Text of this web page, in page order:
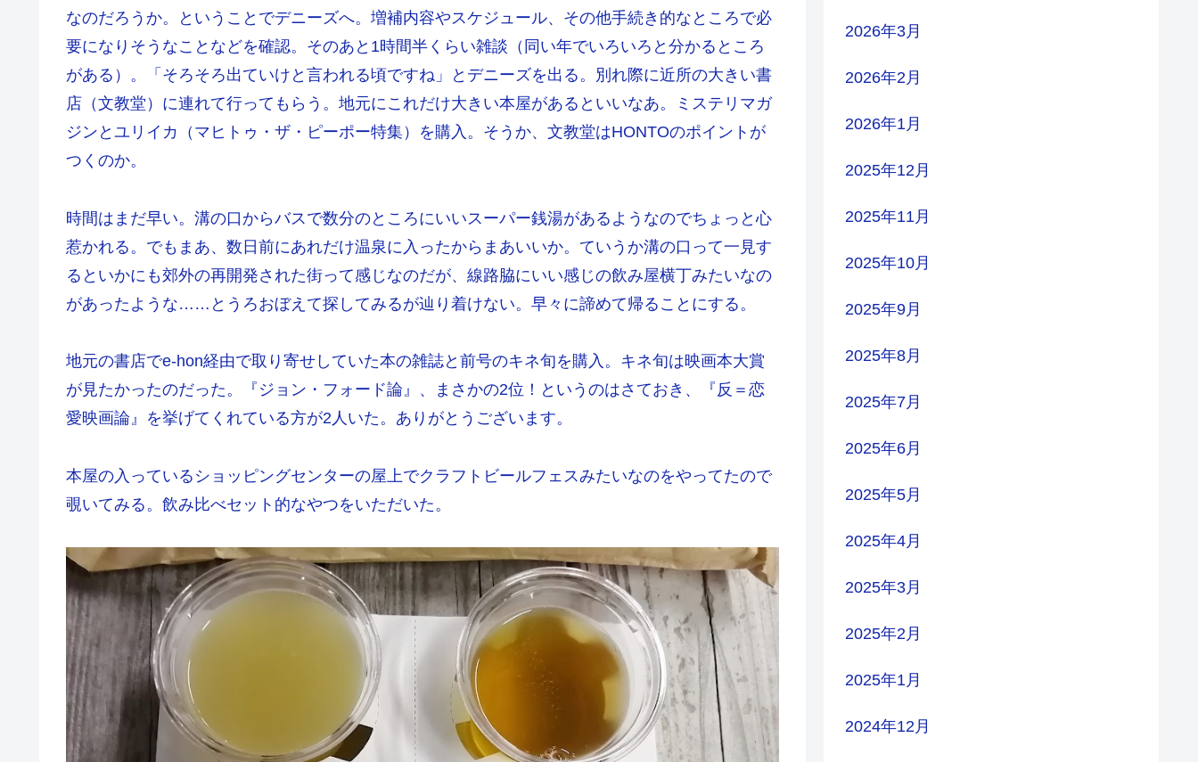
なのだろうか。ということでデニーズへ。増補内容やスケジュール、その他手続き的なところで必
要になりそうなことなどを確認。そのあと1時間半くらい雑談（同い年でいろいろと分かるところ
がある）。「そろそろ出ていけと言われる頃ですね」とデニーズを出る。別れ際に近所の大きい書
店（文教堂）に連れて行ってもらう。地元にこれだけ大きい本屋があるといいなあ。ミステリマガ
ジンとユリイカ（マヒトゥ・ザ・ピーポー特集）を購入。そうか、文教堂はHONTOのポイントが
つくのか。
時間はまだ早い。溝の口からバスで数分のところにいいスーパー銭湯があるようなのでちょっと心
惹かれる。でもまあ、数日前にあれだけ温泉に入ったからまあいいか。ていうか溝の口って一見す
るといかにも郊外の再開発された街って感じなのだが、線路脇にいい感じの飲み屋横丁みたいなの
があったような……とうろおぼえて探してみるが辿り着けない。早々に諦めて帰ることにする。
地元の書店でe-hon経由で取り寄せしていた本の雑誌と前号のキネ旬を購入。キネ旬は映画本大賞
が見たかったのだった。『ジョン・フォード論』、まさかの2位！というのはさておき、『反＝恋
愛映画論』を挙げてくれている方が2人いた。ありがとうございます。
本屋の入っているショッピングセンターの屋上でクラフトビールフェスみたいなのをやってたので
覗いてみる。飲み比べセット的なやつをいただいた。
2026年3月
2026年2月
2026年1月
2025年12月
2025年11月
2025年10月
2025年9月
2025年8月
2025年7月
2025年6月
2025年5月
2025年4月
2025年3月
2025年2月
2025年1月
2024年12月